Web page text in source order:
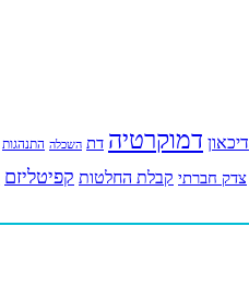
דיכאון דמוקרטיה דת השכלה התנהגות
צדק חברתי קבלת החלטות קפיטליזם